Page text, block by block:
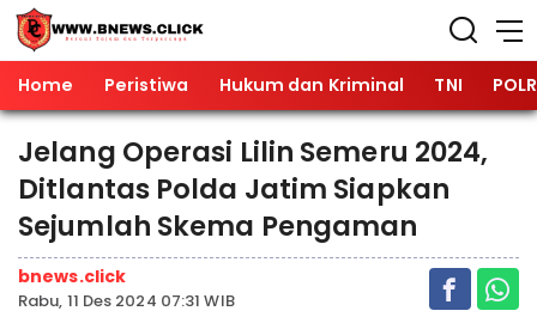
Home Peristiwa Hukum dan Kriminal TNI
Jelang Operasi Lilin Semeru 2024,
Ditlantas Polda Jatim Siapkan
Sejumlah Skema Pengaman
bnews.click
Rabu, 11 Des 2024 07:31 WIB